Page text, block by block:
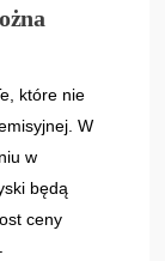
które nie
W
w
będą
ceny